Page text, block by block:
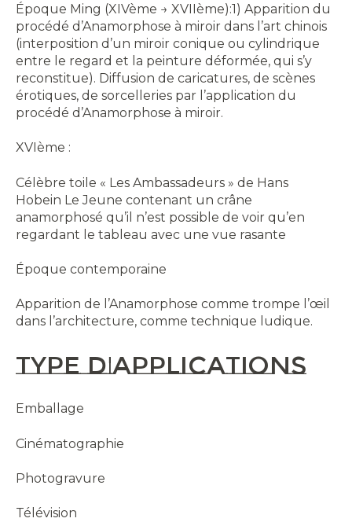
Époque Ming (XIVème → XVIIème):1) Apparition du
procédé d’Anamorphose à miroir dans l’art chinois
(interposition d’un miroir conique ou cylindrique
entre le regard et la peinture déformée, qui s’y
reconstitue). Diffusion de caricatures, de scènes
érotiques, de sorcelleries par l’application du
procédé d’Anamorphose à miroir.
XVIème :
Célèbre toile « Les Ambassadeurs » de Hans
Hobein Le Jeune contenant un crâne
anamorphosé qu’il n’est possible de voir qu’en
regardant le tableau avec une vue rasante
Époque contemporaine
Apparition de l’Anamorphose comme trompe l’œil
dans l’architecture, comme technique ludique.
Type d'applications
Emballage
Cinématographie
Photogravure
Télévision